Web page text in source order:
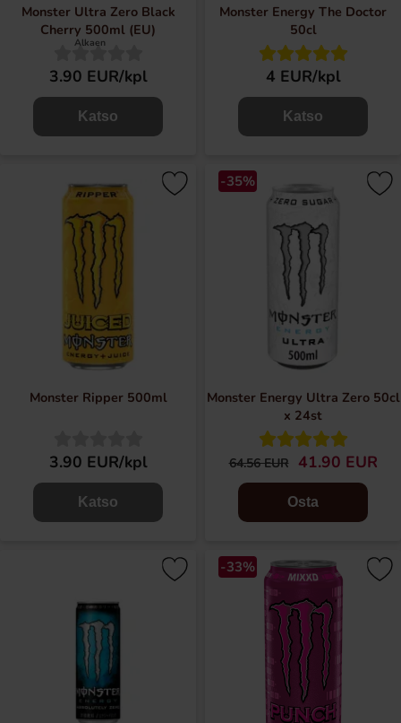
Monster Ultra Zero Black
Cherry 500ml (EU)
Alkaen
3.90 EUR/kpl
Katso
Monster Energy The Doctor
50cl
4 EUR/kpl
Katso
Monster Ripper 500ml
3.90 EUR/kpl
Katso
-35%
Monster Energy Ultra Zero 50cl
x 24st
64.56 EUR 41.90 EUR
Osta
-33%